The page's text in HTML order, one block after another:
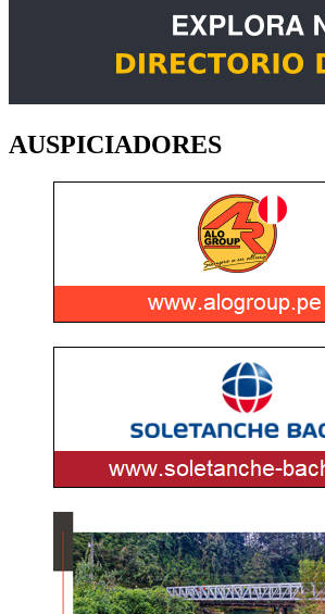
AUSPICIADORES